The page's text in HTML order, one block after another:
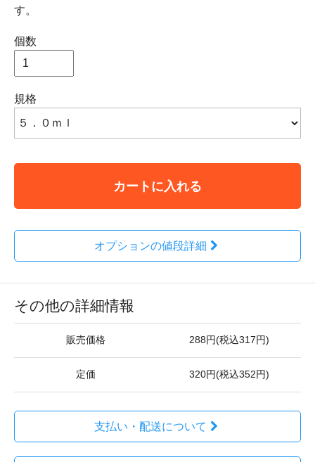
す。
個数
規格
カートに入れる
オプションの値段詳細
その他の詳細情報
販売価格 288円(税込317円)
定価 320円(税込352円)
支払い・配送について